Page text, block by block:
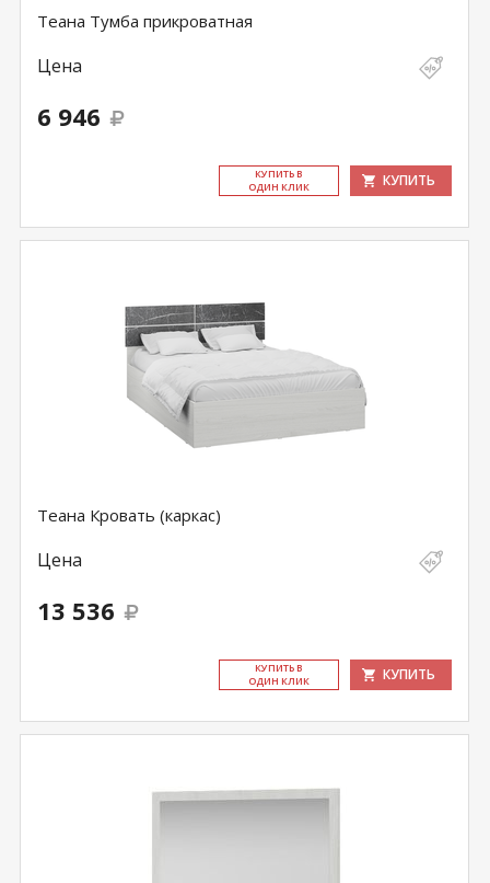
Теана Тумба прикроватная
Цена
6 946
КУ­ПИТЬ В
ОДИН КЛИК
КУПИТЬ
Теана Кровать (каркас)
Цена
13 536
КУ­ПИТЬ В
ОДИН КЛИК
КУПИТЬ